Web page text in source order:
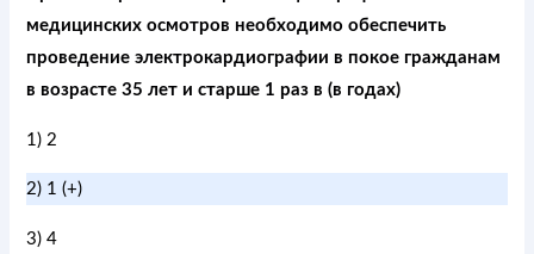
медицинских осмотров необходимо обеспечить
проведение электрокардиографии в покое гражданам
в возрасте 35 лет и старше 1 раз в (в годах)
1) 2
2) 1 (+)
3) 4